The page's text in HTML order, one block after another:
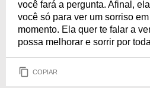
você fará a pergunta. Afinal,
você só para ver um sorriso
momento. Ela quer te falar a
possa melhorar e sorrir por
COPIAR